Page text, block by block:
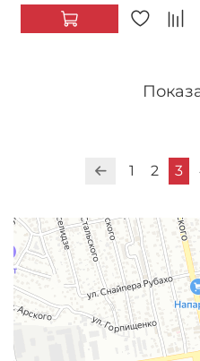
1 2 3